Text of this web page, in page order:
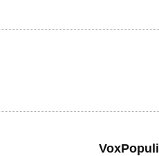
VoxPopuli